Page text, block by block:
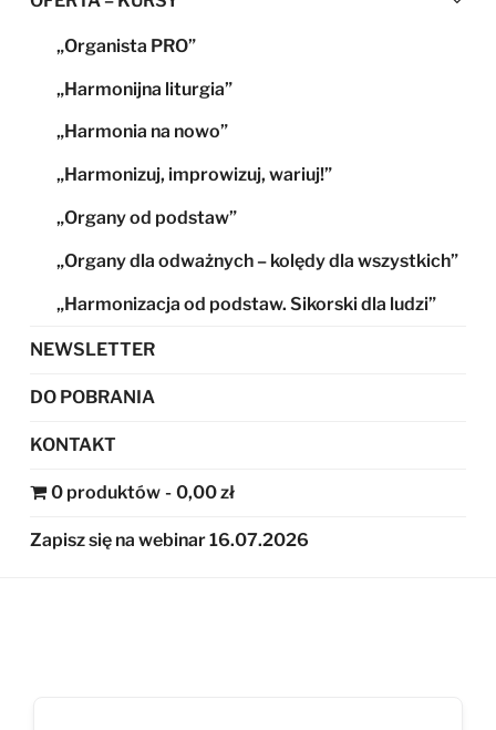
„Organista PRO”
„Harmonijna liturgia”
„Harmonia na nowo”
„Harmonizuj, improwizuj, wariuj!”
„Organy od podstaw”
„Organy dla odważnych – kolędy dla wszystkich”
„Harmonizacja od podstaw. Sikorski dla ludzi”
NEWSLETTER
DO POBRANIA
KONTAKT
0 produktów 0,00 zł
Zapisz się na webinar 16.07.2026